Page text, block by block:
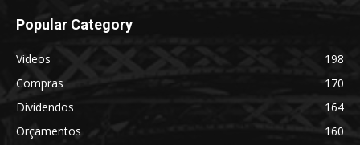
Popular Category
Videos
198
Compras
170
Dividendos
164
Orçamentos
160